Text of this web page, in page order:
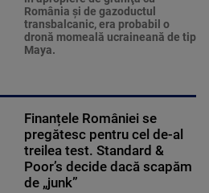
România şi de gazoductul
transbalcanic, era probabil o
dronă momeală ucraineană de tip
Maya.
Finanțele României se
pregătesc pentru cel de-al
treilea test. Standard &
Poor’s decide dacă scapăm
de „junk”